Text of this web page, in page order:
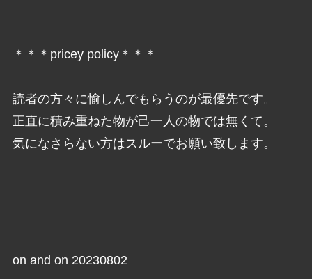
＊＊＊pricey policy＊＊＊
読者の方々に愉しんでもらうのが最優先です。
正直に積み重ねた物が己一人の物では無くて。
気になさらない方はスルーでお願い致します。
on and on 20230802